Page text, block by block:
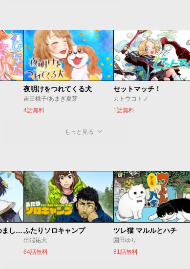
夜明けをつれてくる犬
吉田桃子/あまぎ夏芽
4話無料
セットマッチ！
カトウコトノ
1話無料
もっと見る
世界最強の魔女、始めました ～私だけ『攻略サイト』を見れる世界で自由に生きます～ふたりソロキャンプ
出端祐大
64話無料
ツレ猫 マルルとハチ
園田ゆり
81話無料